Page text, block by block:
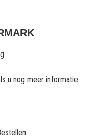
u nog meer informatie